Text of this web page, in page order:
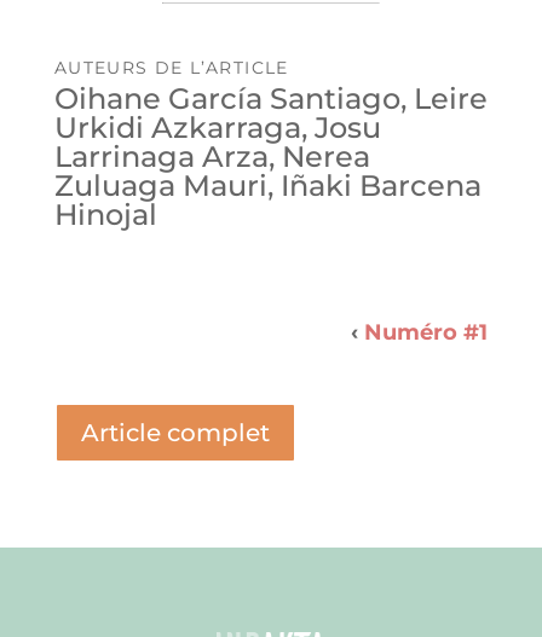
AUTEURS DE L’ARTICLE
Oihane García Santiago, Leire
Urkidi Azkarraga, Josu
Larrinaga Arza, Nerea
Zuluaga Mauri, Iñaki Barcena
Hinojal
‹ #1
Article complet